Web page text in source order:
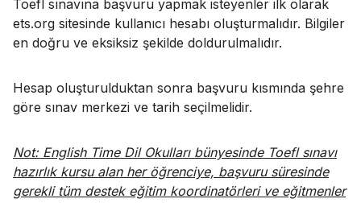
Toefl sınavına başvuru yapmak isteyenler ilk olarak
ets.org sitesinde kullanıcı hesabı oluşturmalıdır. Bilgiler
en doğru ve eksiksiz şekilde doldurulmalıdır.
Hesap oluşturulduktan sonra başvuru kısmında şehre
göre sınav merkezi ve tarih seçilmelidir.
Not: English Time Dil Okulları bünyesinde Toefl sınavı
hazırlık kursu alan her öğrenciye, başvuru süresinde
gerekli tüm destek eğitim koordinatörleri ve eğitmenler